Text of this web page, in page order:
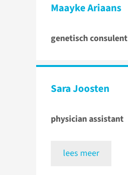
Maayke Ariaans
genetisch consulent
Sara Joosten
physician assistant
lees meer